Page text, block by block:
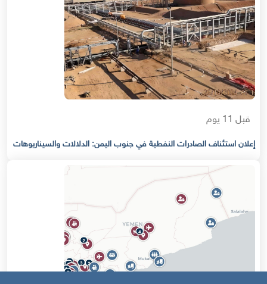
قبل 11 يوم
إعلان استئناف الصادرات النفطية في جنوب اليمن: الدلالات والسيناريوهات